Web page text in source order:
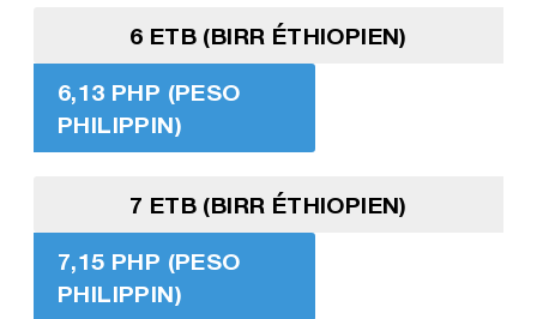
6 ETB (BIRR ÉTHIOPIEN)
6,13 PHP (PESO
PHILIPPIN)
7 ETB (BIRR ÉTHIOPIEN)
7,15 PHP (PESO
PHILIPPIN)